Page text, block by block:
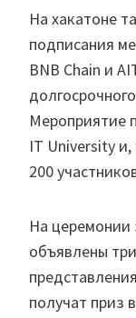
На хакатоне
подписания
BNB Chain и
Мероприятие
IT University
200
На церемонии
объявлены
получат приз